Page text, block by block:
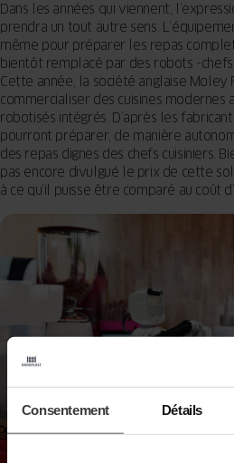
Consentement Détails
Dans les années qui viennent,
prendra un tout autre sens.
même pour préparer les repas
bientôt remplacé par des robots -chefs
Cette année, la société anglaise Moley
commercialiser des cuisines modernes
robotisés intégrés. D’après les
pourront préparer, de manière
des repas dignes des chefs cuisiniers.
pas encore divulgué le prix de cette
à ce qu’il puisse être comparé au coût